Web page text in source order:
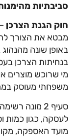
סביבתיות
חוק הגנת הצרכן
מבטא את הצורך
באופן שונה
בנחיתות הצרכן
מי שרוכש מוצרים
משפחתי מעוסק
סעיף 2 מונה
לעסקה, כגון כמות
מועד האספקה,